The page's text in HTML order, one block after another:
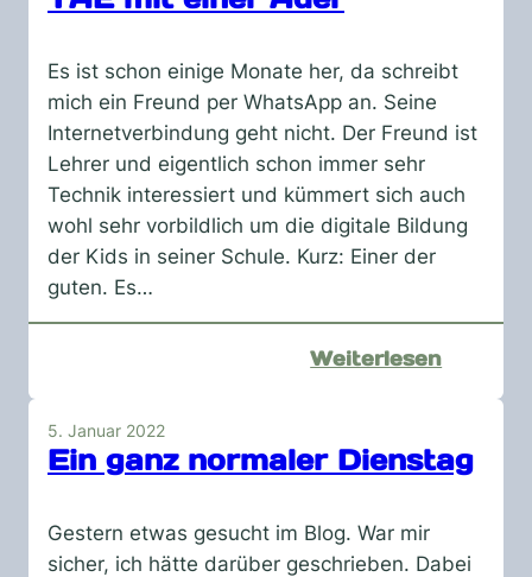
Es ist schon einige Monate her, da schreibt
mich ein Freund per WhatsApp an. Seine
Internetverbindung geht nicht. Der Freund ist
Lehrer und eigentlich schon immer sehr
Technik interessiert und kümmert sich auch
wohl sehr vorbildlich um die digitale Bildung
der Kids in seiner Schule. Kurz: Einer der
guten. Es…
Weiterlesen:
einer
Ader
5. Januar 2022
Ein ganz normaler Dienstag
Gestern etwas gesucht im Blog. War mir
sicher, ich hätte darüber geschrieben. Dabei